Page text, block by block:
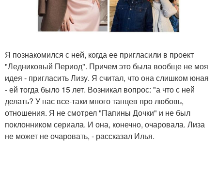
Я познакомился с ней, когда ее пригласили в проект
"Ледниковый Период". Причем это была вообще не моя
идея - пригласить Лизу. Я считал, что она слишком юная
- ей тогда было 15 лет. Возникал вопрос: "а что с ней
делать? У нас все-таки много танцев про любовь,
отношения. Я не смотрел "Папины Дочки" и не был
поклонником сериала. И она, конечно, очаровала. Лиза
не может не очаровать, - рассказал Илья.